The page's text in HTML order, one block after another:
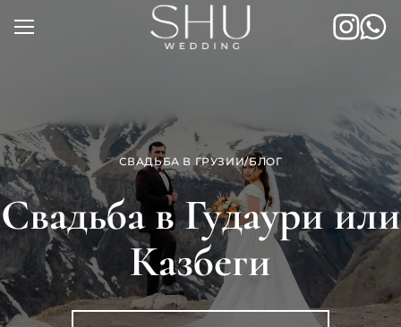
СВАДЬБА В ГРУЗИИ/БЛОГ
Свадьба в Гудаури или
Казбеги